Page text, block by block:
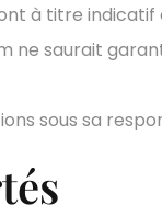
à titre indicatif
saurait
sous sa